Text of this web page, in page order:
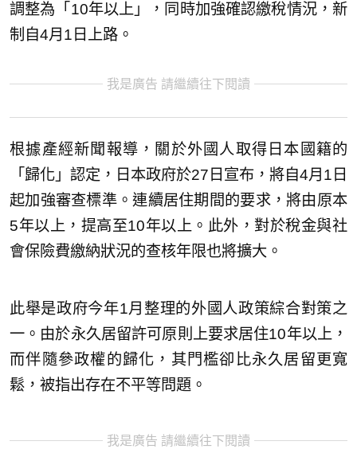
調整為「10年以上」，同時加強確認繳稅情況，新
制自4月1日上路。
我是廣告 請繼續往下閱讀
根據產經新聞報導，關於外國人取得日本國籍的
「歸化」認定，日本政府於27日宣布，將自4月1日
起加強審查標準。連續居住期間的要求，將由原本
5年以上，提高至10年以上。此外，對於稅金與社
會保險費繳納狀況的查核年限也將擴大。
此舉是政府今年1月整理的外國人政策綜合對策之
一。由於永久居留許可原則上要求居住10年以上，
而伴隨參政權的歸化，其門檻卻比永久居留更寬
鬆，被指出存在不平等問題。
我是廣告 請繼續往下閱讀